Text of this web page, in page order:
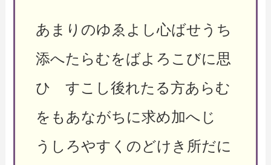
あまりのゆゑよし心ばせうち
添へたらむをばよろこびに思
ひ すこし後れたる方あらむ
をもあながちに求め加へじ
うしろやすくのどけき所だに